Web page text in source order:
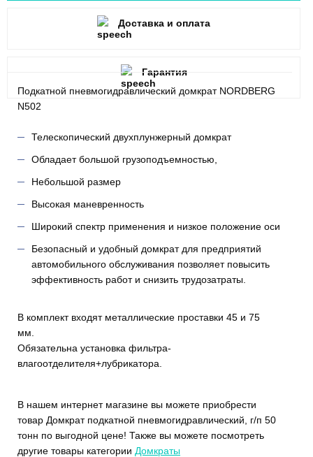
Подкатной пневмогидравлический домкрат NORDBERG
N502
Телескопический двухплунжерный домкрат
Обладает большой грузоподъемностью,
Небольшой размер
Высокая маневренность
Широкий спектр применения и низкое положение оси
Безопасный и удобный домкрат для предприятий
автомобильного обслуживания позволяет повысить
эффективность работ и снизить трудозатраты.
В комплект входят металлические проставки 45 и 75
мм.
Обязательна установка фильтра-
влагоотделителя+лубрикатора.
В нашем интернет магазине вы можете приобрести
товар Домкрат подкатной пневмогидравлический, г/п 50
тонн по выгодной цене! Также вы можете посмотреть
другие товары категории Домкраты
Доставка и оплата
Гарантия